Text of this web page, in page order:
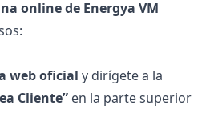
online de Energya VM
web oficial y dirígete a la
Cliente” en la parte superior